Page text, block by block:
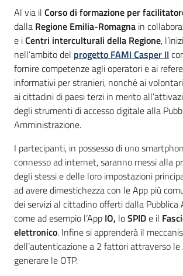
Introduzione
Al via il Corso di formazione per
dalla Regione Emilia-Romagna in
e iCentri interculturali della Regione,
nell’ambito del progetto FAMI Casper II
fornire competenze agli operatori e ai
informativi per stranieri, nonché ai
ai cittadini di paesi terzi in merito
degli strumenti di accesso digitale alla
Amministrazione.
I partecipanti, in possesso di uno
connesso ad internet, saranno messi alla
degli stessi e delle loro impostazioni
ad avere dimestichezza con le App più
dei servizi al cittadino offerti dalla Pubblica
come ad esempio l’App IO, loSPIDe il
elettronico. Infine si apprenderà il
dell’autenticazione a 2 fattori attraverso le
generare le OTP.